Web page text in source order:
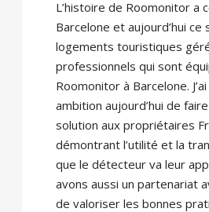
L’histoire de Roomonitor a
Barcelone et aujourd’hui ce
logements touristiques
professionnels qui sont
Roomonitor à Barcelone.
ambition aujourd’hui de
solution aux propriétaires
démontrant l’utilité et la
que le détecteur va leur
avons aussi un partenariat
de valoriser les bonnes